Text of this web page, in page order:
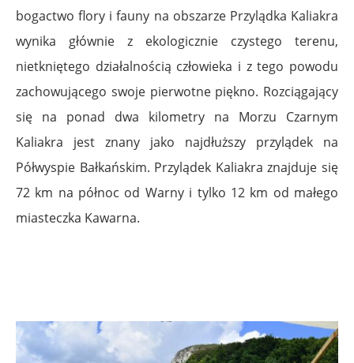
bogactwo flory i fauny na obszarze Przylądka Kaliakra
wynika głównie z ekologicznie czystego terenu,
nietkniętego działalnością człowieka i z tego powodu
zachowującego swoje pierwotne piękno. Rozciągający
się na ponad dwa kilometry na Morzu Czarnym
Kaliakra jest znany jako najdłuższy przylądek na
Półwyspie Bałkańskim. Przylądek Kaliakra znajduje się
72 km na północ od Warny i tylko 12 km od małego
miasteczka Kawarna.